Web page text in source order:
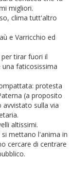
migliori.
clima tutt'altro
e Varricchio ed
tirar fuori il
faticosissima
protesta
(a proposito
sulla via
altissimi.
mettano l'anima in
cercare di centrare